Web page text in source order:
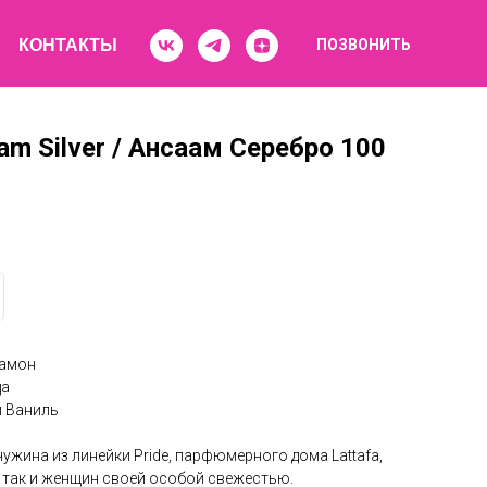
КОНТАКТЫ ПОЗВОНИТЬ
Silver / Ансаам Серебро 100
Ваниль
из линейки Pride, парфюмерного дома Lattafa,
и женщин своей особой свежестью.